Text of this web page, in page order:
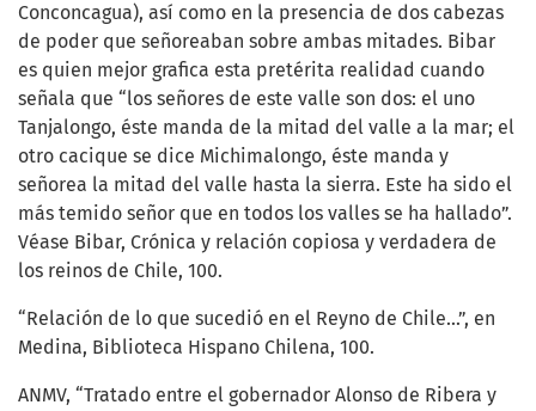
Conconcagua), así como en la presencia de dos cabezas
de poder que señoreaban sobre ambas mitades. Bibar
es quien mejor grafica esta pretérita realidad cuando
señala que “los señores de este valle son dos: el uno
Tanjalongo, éste manda de la mitad del valle a la mar; el
otro cacique se dice Michimalongo, éste manda y
señorea la mitad del valle hasta la sierra. Este ha sido el
más temido señor que en todos los valles se ha hallado”.
Véase Bibar, Crónica y relación copiosa y verdadera de
los reinos de Chile, 100.
“Relación de lo que sucedió en el Reyno de Chile...”, en
Medina, Biblioteca Hispano Chilena, 100.
ANMV, “Tratado entre el gobernador Alonso de Ribera y